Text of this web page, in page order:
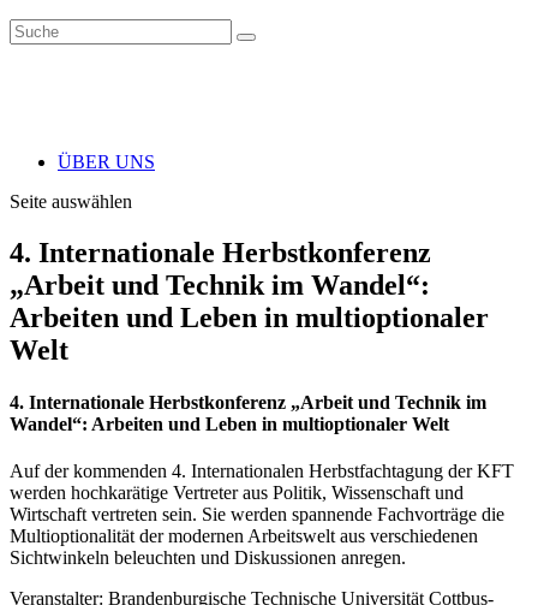
ÜBER UNS
Seite auswählen
4. Internationale Herbstkonferenz
„Arbeit und Technik im Wandel“:
Arbeiten und Leben in multioptionaler
Welt
4. Internationale Herbstkonferenz „Arbeit und Technik im
Wandel“: Arbeiten und Leben in multioptionaler Welt
Auf der kommenden 4. Internationalen Herbstfachtagung der KFT
werden hochkarätige Vertreter aus Politik, Wissenschaft und
Wirtschaft vertreten sein. Sie werden spannende Fachvorträge die
Multioptionalität der modernen Arbeitswelt aus verschiedenen
Sichtwinkeln beleuchten und Diskussionen anregen.
Veranstalter: Brandenburgische Technische Universität Cottbus-